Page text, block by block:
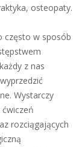
osteopaty.
często w sposób
z nas
Wystarczy
rozciągających